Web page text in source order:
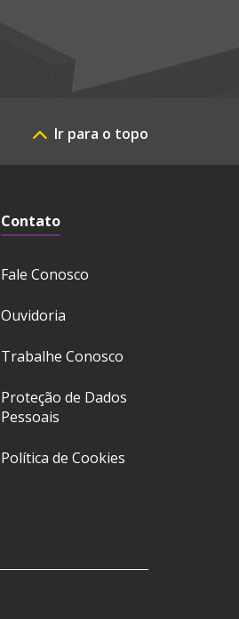
Ir para o topo
Contato
Fale Conosco
Ouvidoria
Trabalhe Conosco
Proteção de Dados
Pessoais
Política de Cookies